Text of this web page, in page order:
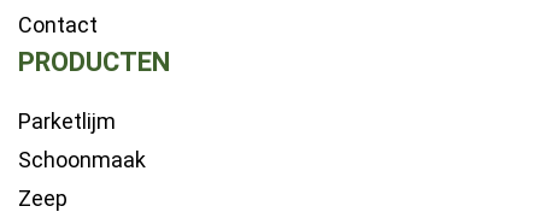
Contact
PRODUCTEN
Parketlijm
Schoonmaak
Zeep